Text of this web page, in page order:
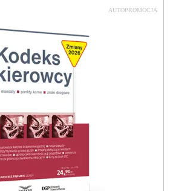
AUTOPROMOCJA